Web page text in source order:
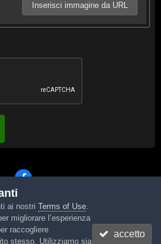
Inserisci immagine da URL
Contattaci Cookies
by Invision Community
ai nostri Terms of Use.
migliorare l’esperienza
raccogliere
stesso. Utilizziamo sia
accetto